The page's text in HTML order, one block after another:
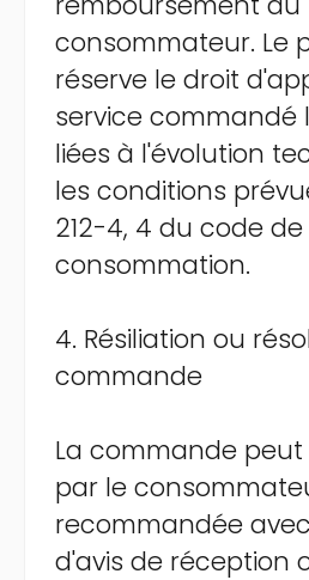
consommateur. Le
réserve le droit
service commandé
liées à l'évolution
les conditions
212-4, 4 du code
consommation.
4. Résiliation ou
commande
La commande
par le
recommandée
d'avis de réception